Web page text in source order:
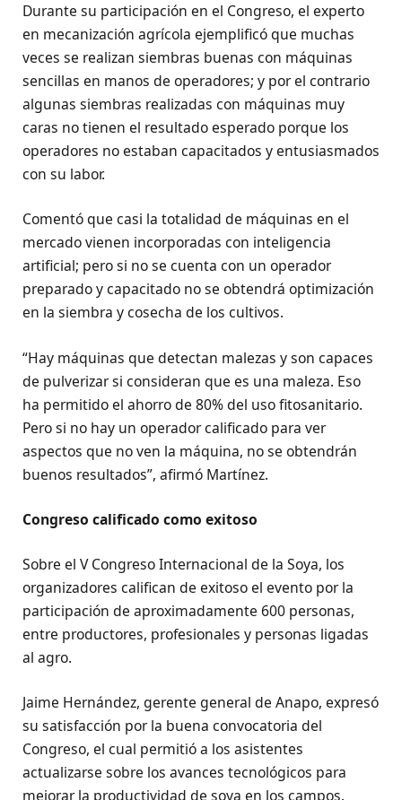
Durante su participación en el Congreso, el experto
en mecanización agrícola ejemplificó que muchas
veces se realizan siembras buenas con máquinas
sencillas en manos de operadores; y por el contrario
algunas siembras realizadas con máquinas muy
caras no tienen el resultado esperado porque los
operadores no estaban capacitados y entusiasmados
con su labor.
Comentó que casi la totalidad de máquinas en el
mercado vienen incorporadas con inteligencia
artificial; pero si no se cuenta con un operador
preparado y capacitado no se obtendrá optimización
en la siembra y cosecha de los cultivos.
“Hay máquinas que detectan malezas y son capaces
de pulverizar si consideran que es una maleza. Eso
ha permitido el ahorro de 80% del uso fitosanitario.
Pero si no hay un operador calificado para ver
aspectos que no ven la máquina, no se obtendrán
buenos resultados”, afirmó Martínez.
Congreso calificado como exitoso
Sobre el V Congreso Internacional de la Soya, los
organizadores califican de exitoso el evento por la
participación de aproximadamente 600 personas,
entre productores, profesionales y personas ligadas
al agro.
Jaime Hernández, gerente general de Anapo, expresó
su satisfacción por la buena convocatoria del
Congreso, el cual permitió a los asistentes
actualizarse sobre los avances tecnológicos para
mejorar la productividad de soya en los campos.